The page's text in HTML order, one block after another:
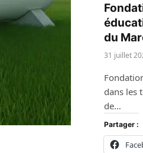
du
31 juillet
dans les
de…
Partager :